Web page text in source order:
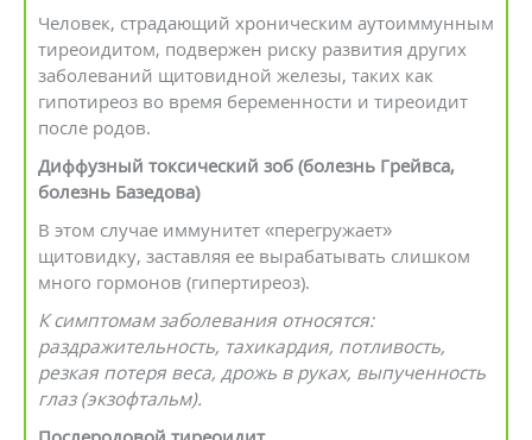
Человек, страдающий хроническим аутоиммунным
тиреоидитом, подвержен риску развития других
заболеваний щитовидной железы, таких как
гипотиреоз во время беременности и тиреоидит
после родов.
Диффузный токсический зоб (болезнь Грейвса,
болезнь Базедова)
В этом случае иммунитет «перегружает»
щитовидку, заставляя ее вырабатывать слишком
много гормонов (гипертиреоз).
К симптомам заболевания относятся:
раздражительность, тахикардия, потливость,
резкая потеря веса, дрожь в руках, выпученность
глаз (экзофтальм).